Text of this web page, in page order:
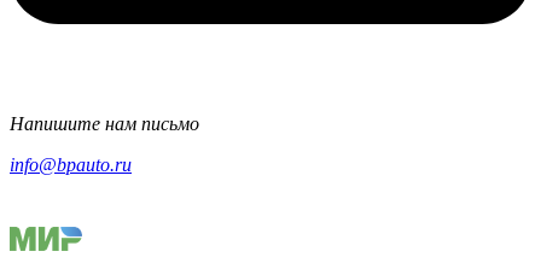
Напишите нам письмо
info@bpauto.ru